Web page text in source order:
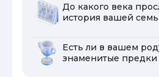
До какого века
история вашей
Есть ли в вашем
знаменитые предки